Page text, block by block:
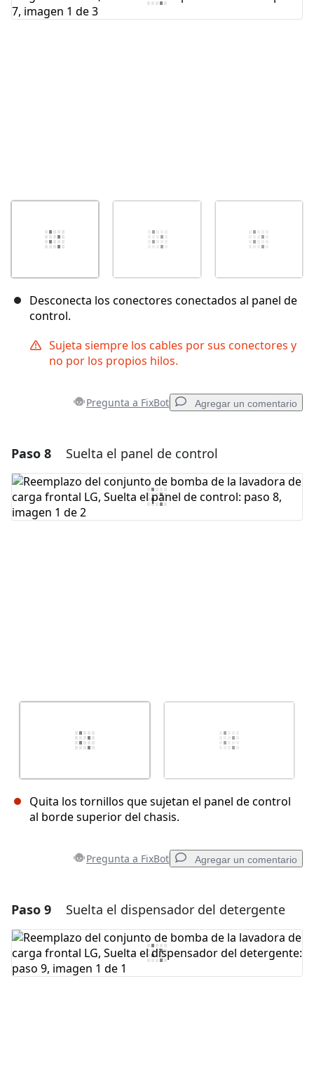
Desconecta los conectores conectados al panel de
control.
Sujeta siempre los cables por sus conectores y
no por los propios hilos.
Pregunta a FixBot Agregar un comentario
Agregar un comentario
Agregar Comentario
Paso 8 Suelta el panel de control
Quita los tornillos que sujetan el panel de control
al borde superior del chasis.
Pregunta a FixBot Agregar un comentario
Agregar un comentario
Agregar Comentario
Paso 9 Suelta el dispensador del detergente